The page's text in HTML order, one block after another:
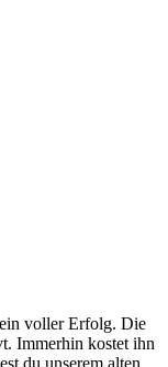
voller Erfolg. Die
Immerhin kostet ihn